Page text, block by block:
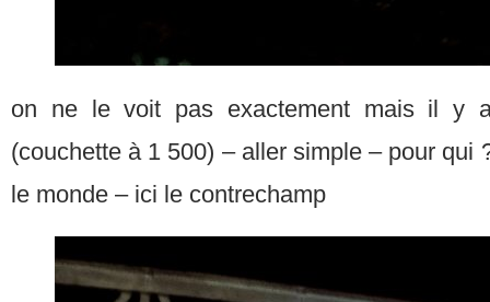
on ne le voit pas exactement mais il y
(couchette à 1 500) – aller simple – pour qui
le monde – ici le contrechamp